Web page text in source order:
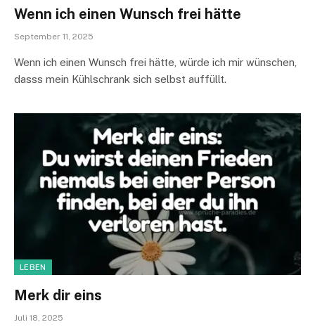
Wenn ich einen Wunsch frei hätte
September 11, 2025
Wenn ich einen Wunsch frei hätte, würde ich mir wünschen,
dasss mein Kühlschrank sich selbst auffüllt.
LEBEN
Merk dir eins
Juli 18, 2025